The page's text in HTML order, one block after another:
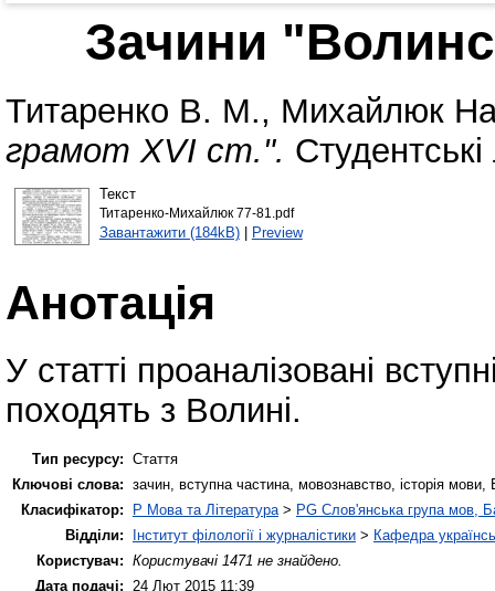
Зачини
Титаренко В. М., Михайлюк
грамот XVI ст.".
Текст
Титаренко-Михайлюк 77-81.pdf
Завантажити (184kB)| Preview
Анотація
У статті проаналізовані
походять з Волині.
Тип ресурсу: Стаття
Ключові слова: зачин, вступна частина, мовознавство, історія
Класифікатор:
P Мова та Література > PG Слов'янська група мов,
Відділи:
Інститут філології і журналістики > Кафедра
Користувач: Користувачі 1471 не знайдено.
Дата подачі:
24 Лют 2015 11:39